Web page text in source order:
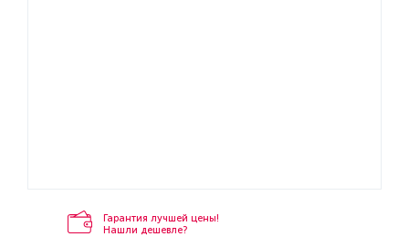
Гарантия лучшей цены!
Нашли дешевле?